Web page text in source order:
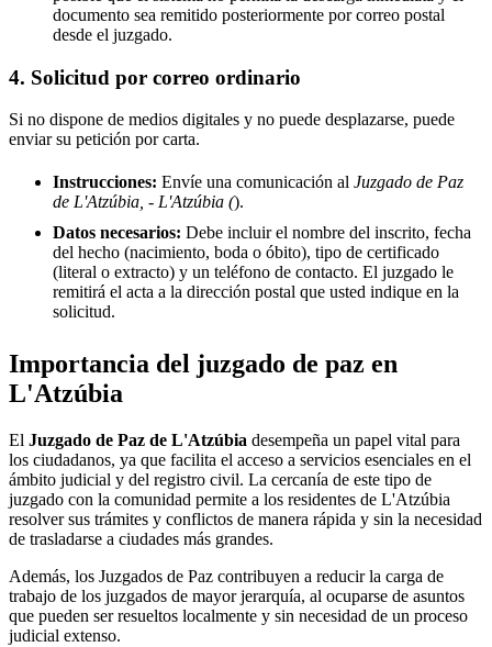
documento sea remitido posteriormente por correo postal
desde el juzgado.
4. Solicitud por correo ordinario
Si no dispone de medios digitales y no puede desplazarse, puede
enviar su petición por carta.
Instrucciones: Envíe una comunicación al Juzgado de Paz
de L'Atzúbia, - L'Atzúbia ().
Datos necesarios: Debe incluir el nombre del inscrito, fecha
del hecho (nacimiento, boda o óbito), tipo de certificado
(literal o extracto) y un teléfono de contacto. El juzgado le
remitirá el acta a la dirección postal que usted indique en la
solicitud.
Importancia del juzgado de paz en
L'Atzúbia
El Juzgado de Paz de L'Atzúbia desempeña un papel vital para
los ciudadanos, ya que facilita el acceso a servicios esenciales en el
ámbito judicial y del registro civil. La cercanía de este tipo de
juzgado con la comunidad permite a los residentes de L'Atzúbia
resolver sus trámites y conflictos de manera rápida y sin la necesidad
de trasladarse a ciudades más grandes.
Además, los Juzgados de Paz contribuyen a reducir la carga de
trabajo de los juzgados de mayor jerarquía, al ocuparse de asuntos
que pueden ser resueltos localmente y sin necesidad de un proceso
judicial extenso.